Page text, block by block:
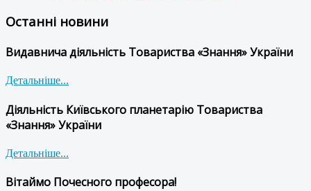
Останні новини
Видавнича діяльність Товариства «Знання» України
Детальніше...
Діяльність Київського планетарію Товариства
«Знання» України
Детальніше...
Вітаймо Почесного професора!